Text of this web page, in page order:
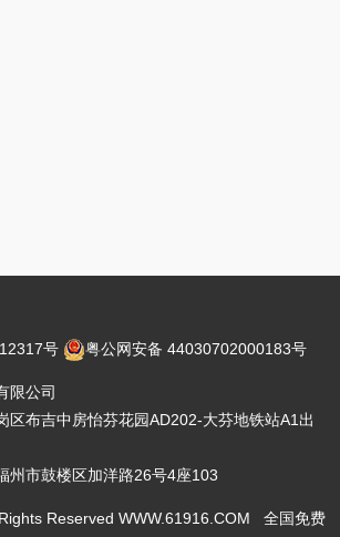
号 粤公网安备 44030702000183号
限公司
区布吉中房怡芬花园AD202-大芬地铁站A1出
州市鼓楼区加洋路26号4座103
Reserved WWW.61916.COM 全国免费